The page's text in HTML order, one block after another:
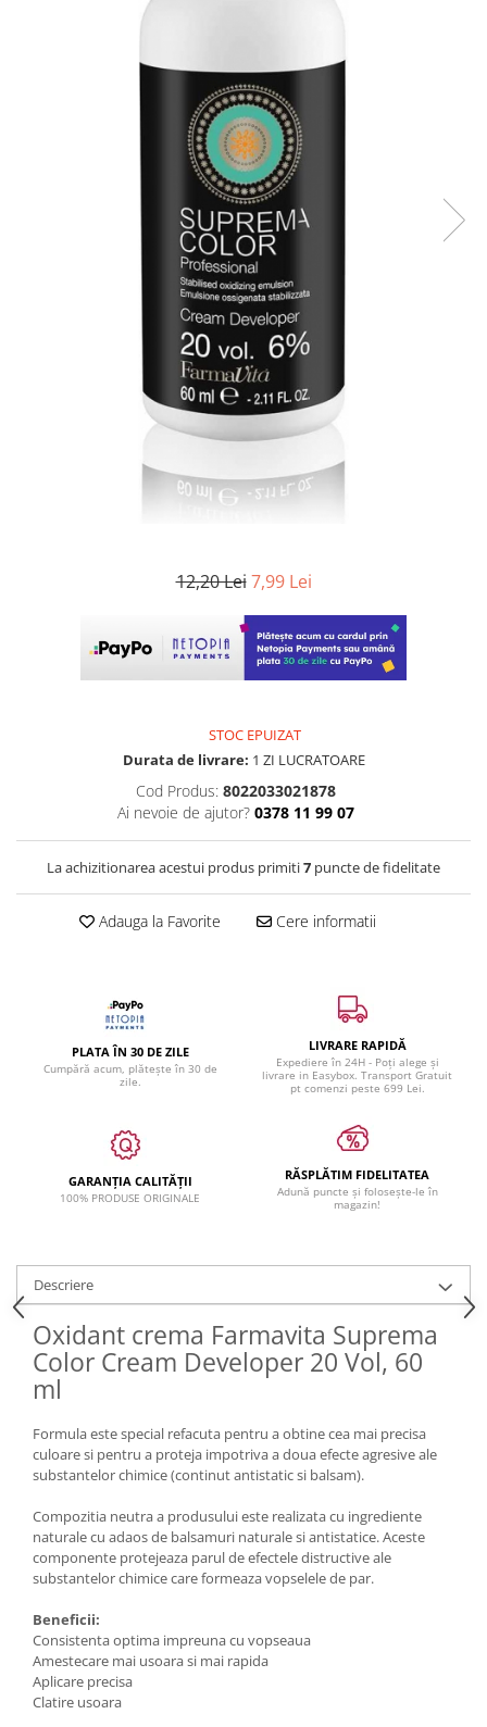
12,20 Lei 7,99 Lei
STOC EPUIZAT
Durata de livrare: 1 ZI LUCRATOARE
Cod Produs: 8022033021878
Ai nevoie de ajutor? 0378 11 99 07
La achizitionarea acestui produs primiti7 puncte de fidelitate
Adauga la Favorite Cere informatii
PLATA ÎN 30 DE ZILE
Cumpără acum, plătește în 30 de
zile.
LIVRARE RAPIDĂ
Expediere în 24H - Poți alege și
livrare in Easybox. Transport Gratuit
pt comenzi peste 699 Lei.
GARANȚIA CALITĂȚII
100% PRODUSE ORIGINALE
RĂSPLĂTIM FIDELITATEA
Adună puncte și folosește-le în
magazin!
Descriere
Oxidant crema Farmavita Suprema
Color Cream Developer 20 Vol, 60
ml
Formula este special refacuta pentru a obtine cea mai precisa
culoare si pentru a proteja impotriva a doua efecte agresive ale
substantelor chimice (continut antistatic si balsam).
Compozitia neutra a produsului este realizata cu ingrediente
naturale cu adaos de balsamuri naturale si antistatice. Aceste
componente protejeaza parul de efectele distructive ale
substantelor chimice care formeaza vopselele de par.
Beneficii:
Consistenta optima impreuna cu vopseaua
Amestecare mai usoara si mai rapida
Aplicare precisa
Clatire usoara